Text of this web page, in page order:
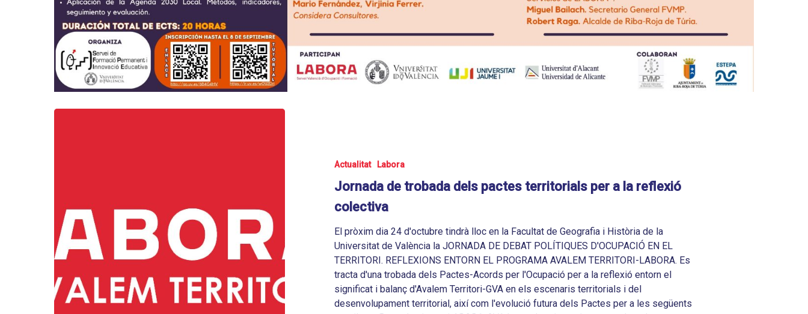
Jornada de trobada dels pactes territorials per a la reflexió
colectiva
El pròxim dia 24 d'octubre tindrà lloc en la Facultat de Geografia i Història de la
TERRITORI. REFLEXIONS ENTORN EL PROGRAMA AVALEM TERRITORI-LABORA. Es
tracta d'una trobada dels Pactes-Acords per l'Ocupació per a la reflexió entorn el
significat i balanç d'Avalem Territori-GVA en els escenaris territorials i del
desenvolupament territorial, així com l'evolució futura dels Pactes per a les següents
anualitats. Patrocinada per LABORA-GVA i organitzada per les tres universitats
participants, Universitat de València, Universitat d'Alacant i Universitat Jaume I de